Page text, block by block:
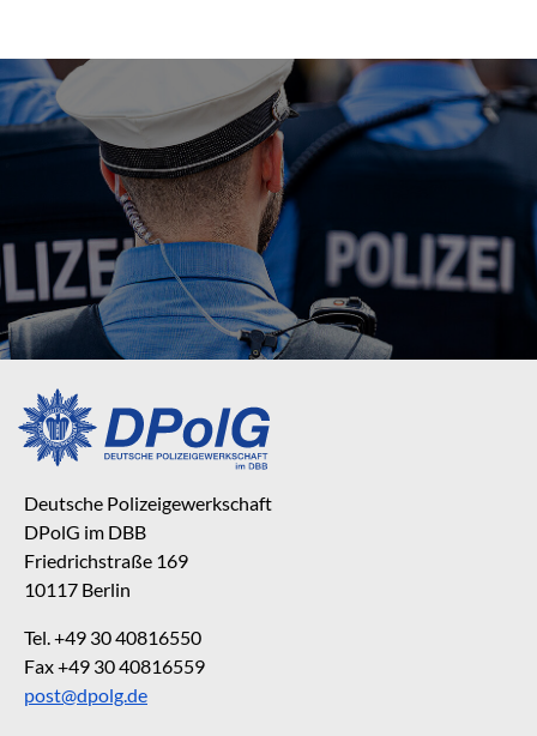
Deutsche Polizeigewerkschaft
DPolG im DBB
Friedrichstraße 169
10117 Berlin
Tel. +49 30 40816550
Fax +49 30 40816559
post@dpolg.de